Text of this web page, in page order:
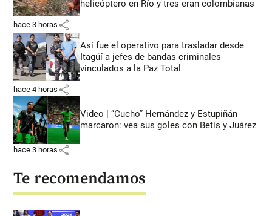
helicóptero en Río y tres eran colombianas
hace 3 horas share
Así fue el operativo para trasladar desde
Itagüí a jefes de bandas criminales
vinculados a la Paz Total
hace 4 horas share
Video | “Cucho” Hernández y Estupiñán
marcaron: vea sus goles con Betis y Juárez
hace 3 horas share
Te recomendamos